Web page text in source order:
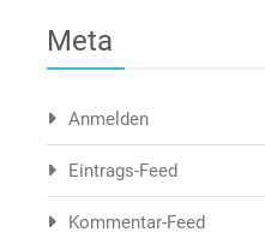
Meta
Anmelden
Eintrags-Feed
Kommentar-Feed